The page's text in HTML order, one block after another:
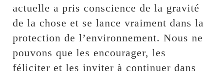
actuelle a pris conscience de la gravité
de la chose et se lance vraiment dans la
protection de l’environnement. Nous ne
pouvons que les encourager, les
féliciter et les inviter à continuer dans